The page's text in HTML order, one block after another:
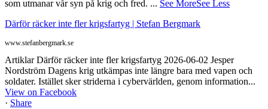
som utmanar vår syn på krig och fred. ... See MoreSee Less
Därför räcker inte fler krigsfartyg | Stefan Bergmark
www.stefanbergmark.se
Artiklar Därför räcker inte fler krigsfartyg 2026-06-02 Jesper
Nordström Dagens krig utkämpas inte längre bara med vapen och
soldater. Istället sker striderna i cybervärlden, genom information...
View on Facebook
· Share